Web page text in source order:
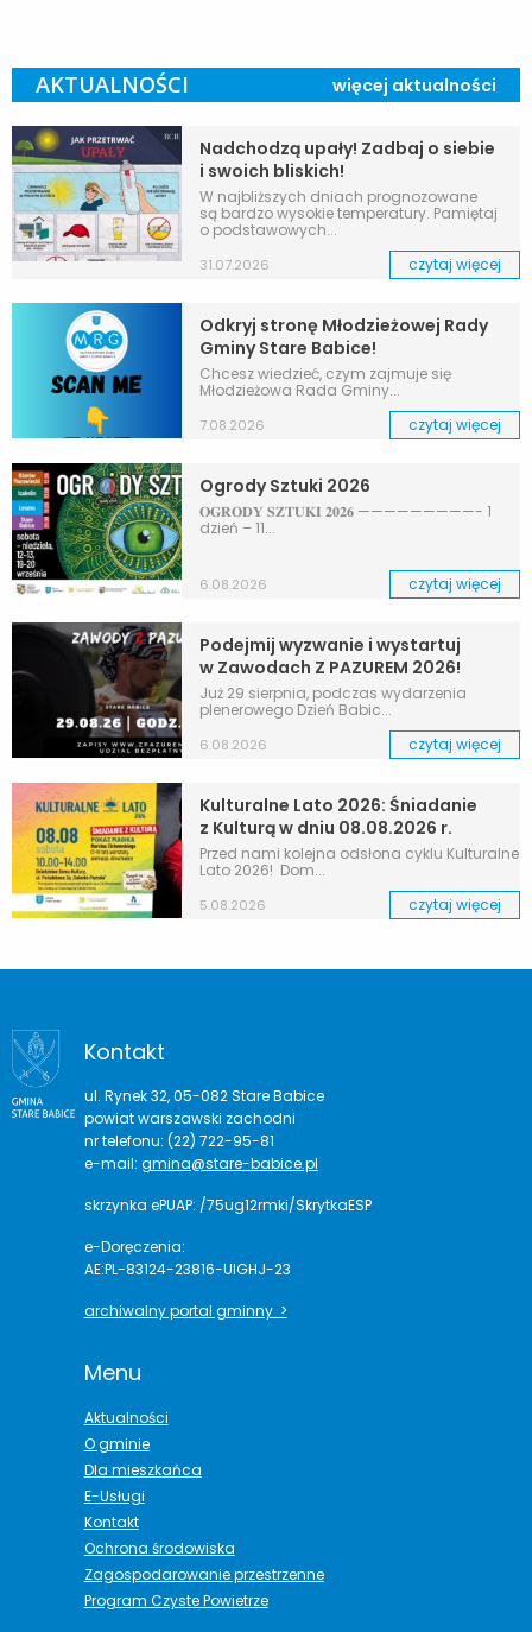
AKTUALNOŚCI więcej aktualności
Nadchodzą upały! Zadbaj o siebie
i swoich bliskich!
W najbliższych dniach prognozowane
są bardzo wysokie temperatury. Pamiętaj
o podstawowych...
31.07.2026 czytaj więcej
Odkryj stronę Młodzieżowej Rady
Gminy Stare Babice!
Chcesz wiedzieć, czym zajmuje się
Młodzieżowa Rada Gminy...
7.08.2026 czytaj więcej
Ogrody Sztuki 2026
𝐎𝐆𝐑𝐎𝐃𝐘 𝐒𝐙𝐓𝐔𝐊𝐈 𝟐𝟎𝟐𝟔 —————————- 1
dzień – 11...
6.08.2026 czytaj więcej
Podejmij wyzwanie i wystartuj
w Zawodach Z PAZUREM 2026!
Już 29 sierpnia, podczas wydarzenia
plenerowego Dzień Babic...
6.08.2026 czytaj więcej
Kulturalne Lato 2026: Śniadanie
z Kulturą w dniu 08.08.2026 r.
Przed nami kolejna odsłona cyklu Kulturalne
Lato 2026! Dom...
5.08.2026 czytaj więcej
Kontakt
ul. Rynek 32, 05-082 Stare Babice
powiat warszawski zachodni
nr telefonu: (22) 722-95-81
e-mail: gmina@stare-babice.pl
skrzynka ePUAP: /75ug12rmki/SkrytkaESP
e-Doręczenia:
AE:PL-83124-23816-UIGHJ-23
archiwalny portal gminny >
Menu
Aktualności
O gminie
Dla mieszkańca
E-Usługi
Kontakt
Ochrona środowiska
Zagospodarowanie przestrzenne
Program Czyste Powietrze